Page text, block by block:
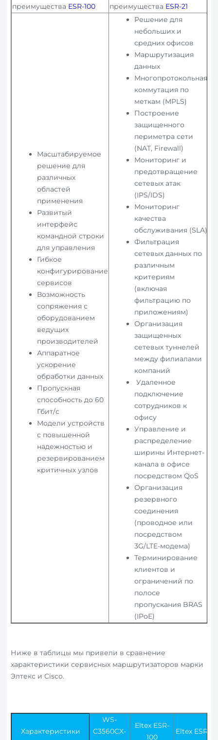
преимущества ESR-100
преимущества ESR-21
Масштабируемое
решение для
различных
областей
применения
Развитый
интерфейс
командной строки
для управления
Гибкое
конфигурирование
сервисов
Возможность
сопряжения с
оборудованием
ведущих
производителей
Аппаратное
ускорение
обработки данных
Пропускная
способность до 60
Гбит/c
Модели устройств
с повышенной
надежностью и
резервированием
критичных узлов
Решение для
небольших и
средних офисов
Маршрутизация
данных
Многопротокольная
коммутация по
меткам (MPLS)
Построение
защищенного
периметра сети
(NAT, Firewall)
Мониторинг и
предотвращение
сетевых атак
(IPS/IDS)
Мониторинг
качества
обслуживания (SLA)
Фильтрация
сетевых данных по
различным
критериям
(включая
фильтрацию по
приложениям)
Организация
защищенных
сетевых туннелей
между филиалами
компаний
Удаленное
подключение
сотрудников к
офису
Управление и
распределение
ширины Интернет-
канала в офисе
посредством QoS
Организация
резервного
соединения
(проводное или
посредством
3G/LTE-модема)
Терминирование
клиентов и
ограничений по
полосе
пропускания BRAS
(IPoE)
Ниже в таблицы мы привели в сравнение
характеристики сервисных маршрутизаторов марки
Элтекс и Cisco.
Характеристики
WS-
C3560CX-
Eltex ESR-
100
Eltex ESR-21